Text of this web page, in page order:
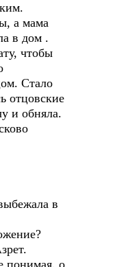
а мама
в дом .
чтобы
Стало
отцовские
и обняла.
в
понимая, о